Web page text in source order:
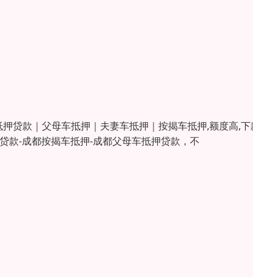
贷款｜父母车抵押｜夫妻车抵押｜按揭车抵押,额度高,下
-成都按揭车抵押-成都父母车抵押贷款，不